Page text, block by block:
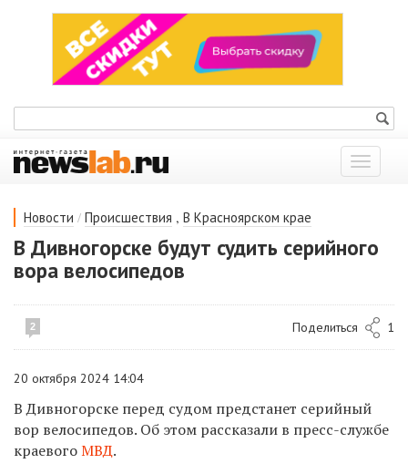
Показать
меню
Новости / Происшествия , В Красноярском крае
В Дивногорске будут судить серийного
вора велосипедов
2 Поделиться 1
20 октября 2024 14:04
В Дивногорске перед судом предстанет серийный
вор велосипедов. Об этом рассказали в пресс-службе
краевогоМВД.